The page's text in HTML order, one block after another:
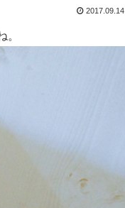
2017.09.14